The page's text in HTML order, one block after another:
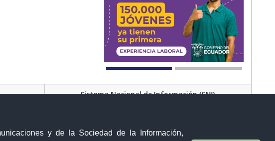
y de la Sociedad de la Información,
Sistema Nacional de Información (SNI)
Teléfono:(02) 373 2998; opción 0